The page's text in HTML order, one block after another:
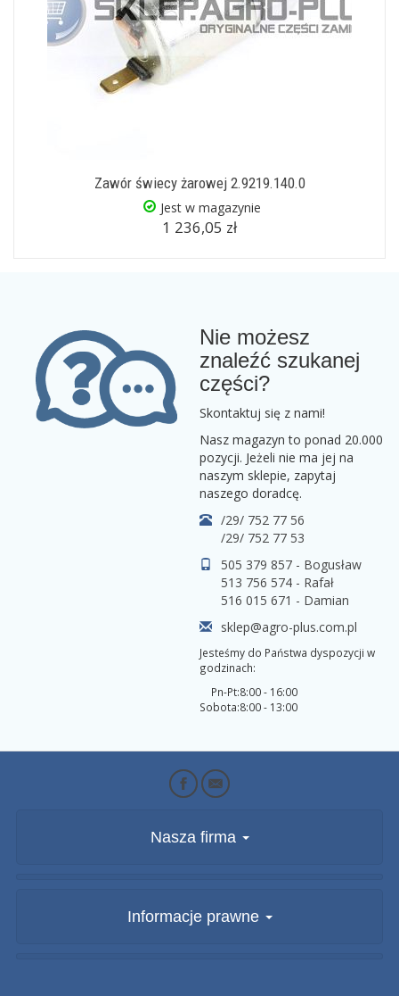
Zawór świecy żarowej 2.9219.140.0
Jest w magazynie
1 236,05 zł
Nie możesz
znaleźć szukanej
części?
Skontaktuj się z nami!
Nasz magazyn to ponad 20.000
pozycji. Jeżeli nie ma jej na
naszym sklepie, zapytaj
naszego doradcę.
/29/ 752 77 56
/29/ 752 77 53
505 379 857 - Bogusław
513 756 574 - Rafał
516 015 671 - Damian
sklep@agro-plus.com.pl
Jesteśmy do Państwa dyspozycji w
godzinach:
Pn-Pt:
Sobota:
8:00 - 16:00
8:00 - 13:00
Nasza firma
Informacje prawne